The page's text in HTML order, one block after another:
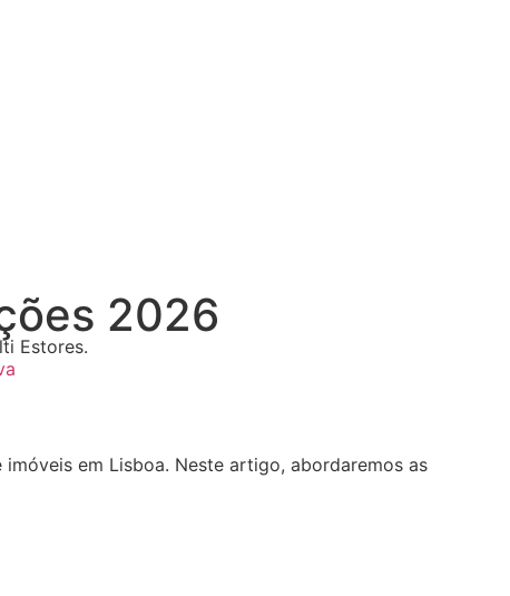
2026
Estores.
em Lisboa. Neste artigo, abordaremos as